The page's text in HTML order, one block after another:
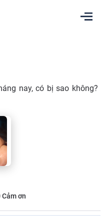
nay, có bị sao không?
Cảm ơn